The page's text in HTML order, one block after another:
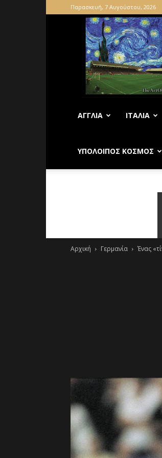
Παρασκευή, 7 Αυγούστου, 2026
ΑΓΓΛΊΑ ΙΤΑΛΊΑ
ΥΠΌΛΟΙΠΟΣ ΚΌΣΜΟΣ
Αρχική Γερμανία Ένας